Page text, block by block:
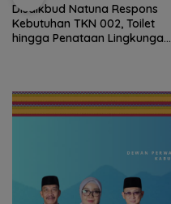
Disdikbud Natuna Respons
Kebutuhan TKN 002, Toilet
hingga Penataan Lingkungan